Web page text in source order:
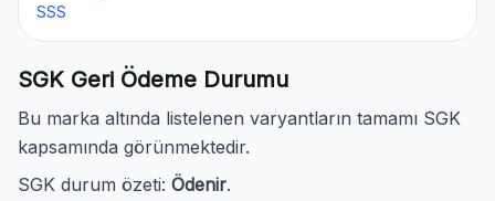
SSS
SGK Geri Ödeme Durumu
Bu marka altında listelenen varyantların tamamı SGK
kapsamında görünmektedir.
SGK durum özeti: Ödenir.